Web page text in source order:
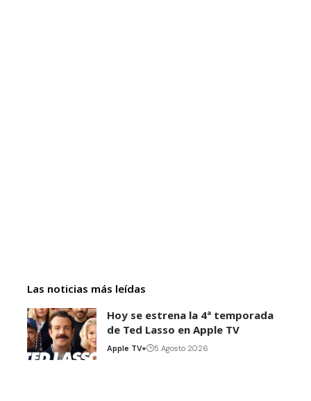
Las noticias más leídas
Hoy se estrena la 4ª temporada
de Ted Lasso en Apple TV
Apple TV+ 5 Agosto 2026